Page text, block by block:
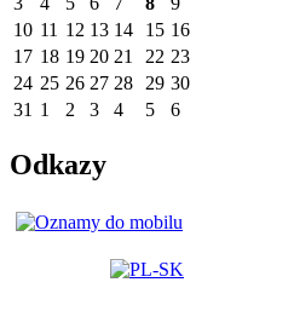
10 11 12 13 14 15 16
17 18 19 20 21 22 23
24 25 26 27 28 29 30
31 1 2 3 4 5 6
Odkazy